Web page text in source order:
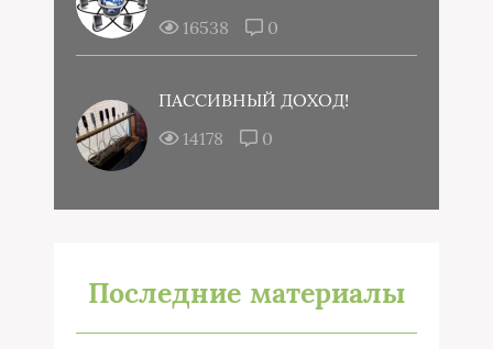
16538
0
ПАССИВНЫЙ ДОХОД!
14178
0
Последние материалы